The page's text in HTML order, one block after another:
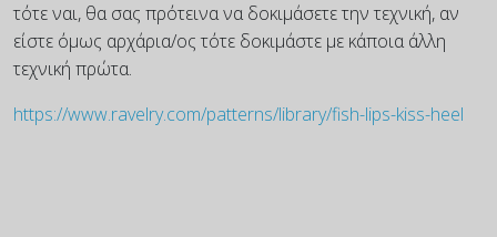
τότε ναι, θα σας πρότεινα να δοκιμάσετε την τεχνική, αν
είστε όμως αρχάρια/ος τότε δοκιμάστε με κάποια άλλη
τεχνική πρώτα.
https://www.ravelry.com/patterns/library/fish-lips-kiss-heel